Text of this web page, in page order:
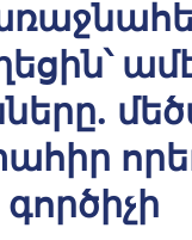
գործիչի